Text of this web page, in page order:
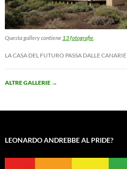
Questa gallery contiene 13 fotografie
LA CASA DEL FUTURO PASSA DALLE CANARIE
ALTRE GALLERIE →
LEONARDO ANDREBBE AL PRIDE?